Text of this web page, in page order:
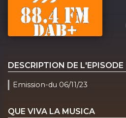
DESCRIPTION DE L'EPISODE
Emission-du 06/11/23
QUE VIVA LA MUSICA